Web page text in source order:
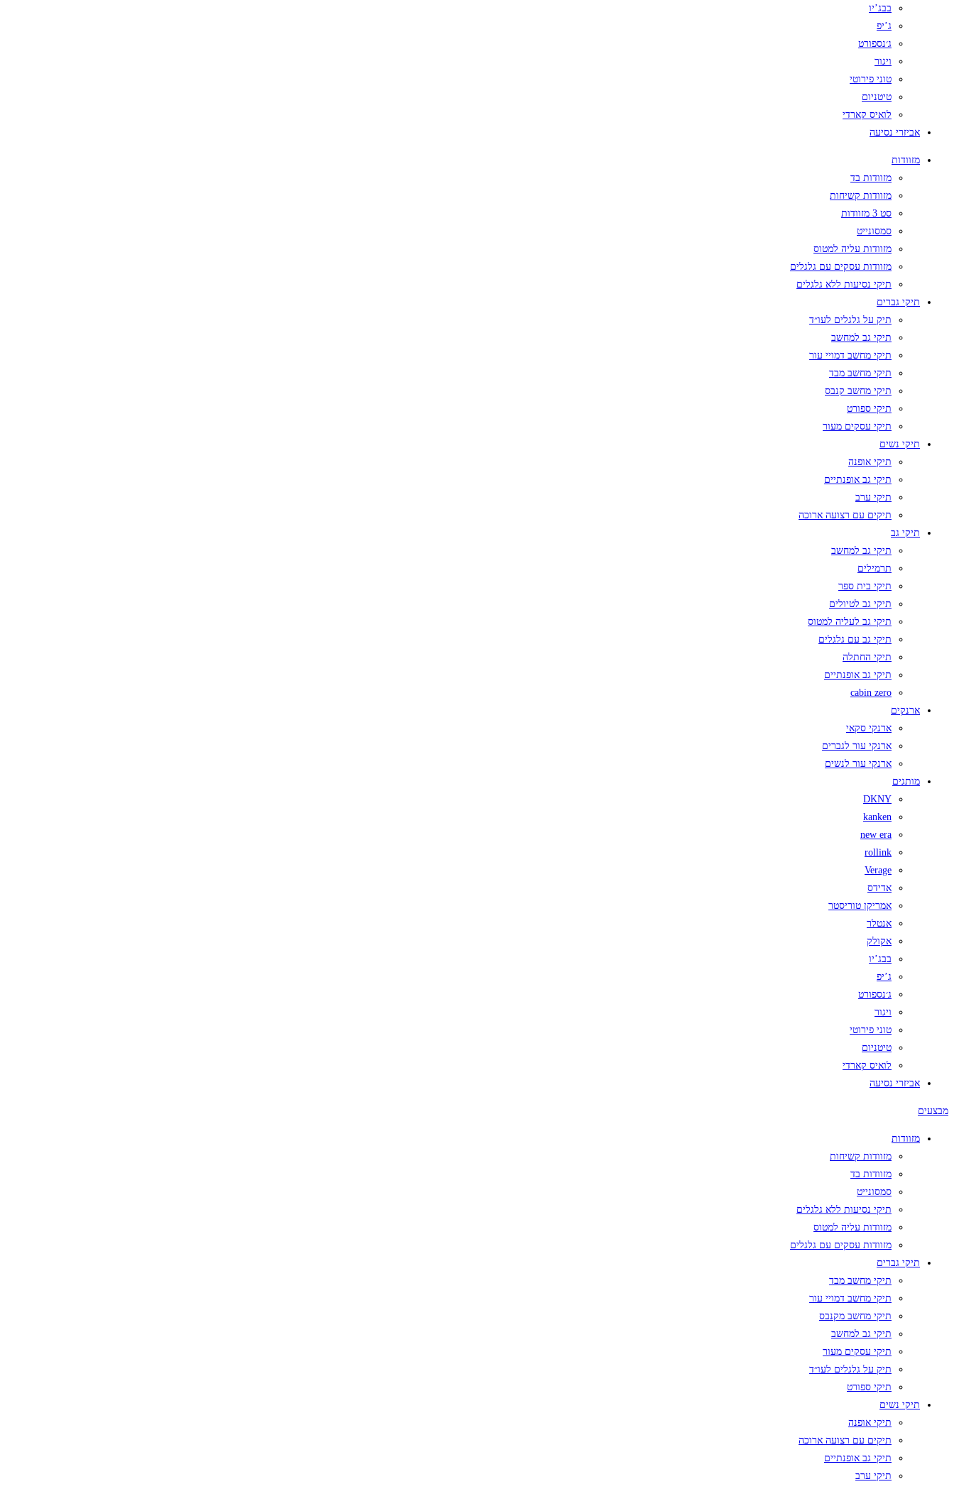
בבג’יו
ג’יפ
ג׳נספורט
ויגור
טוני פירוטי
טיטניום
לואיס קארדי
אביזרי נסיעה
מזוודות
מזוודות בד
מזוודות קשיחות
סט 3 מזוודות
סמסונייט
מזוודות עליה למטוס
מזוודות עסקים עם גלגלים
תיקי נסיעות ללא גלגלים
תיקי גברים
תיק על גלגלים לעו״ד
תיקי גב למחשב
תיקי מחשב דמויי עור
תיקי מחשב מבד
תיקי מחשב קנבס
תיקי ספורט
תיקי עסקים מעור
תיקי נשים
תיקי אופנה
תיקי גב אופנתיים
תיקי ערב
תיקים עם רצועה ארוכה
תיקי גב
תיקי גב למחשב
תרמילים
תיקי בית ספר
תיקי גב לטיולים
תיקי גב לעליה למטוס
תיקי גב עם גלגלים
תיקי החתלה
תיקי גב אופנתיים
cabin zero
ארנקים
ארנקי סקאי
ארנקי עור לגברים
ארנקי עור לנשים
מותגים
DKNY
kanken
new era
rollink
Verage
אדידס
אמריקן טוריסטר
אנטלר
אקולק
בבג’יו
ג’יפ
ג׳נספורט
ויגור
טוני פירוטי
טיטניום
לואיס קארדי
אביזרי נסיעה
מבצעים
מזוודות
מזוודות קשיחות
מזוודות בד
סמסונייט
תיקי נסיעות ללא גלגלים
מזוודות עליה למטוס
מזוודות עסקים עם גלגלים
תיקי גברים
תיקי מחשב מבד
תיקי מחשב דמויי עור
תיקי מחשב מקנבס
תיקי גב למחשב
תיקי עסקים מעור
תיק על גלגלים לעו״ד
תיקי ספורט
תיקי נשים
תיקי אופנה
תיקים עם רצועה ארוכה
תיקי גב אופנתיים
תיקי ערב